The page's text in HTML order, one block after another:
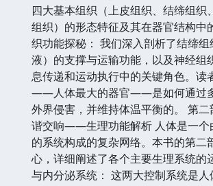
四大基本组织（上皮组织、结缔组织
组织）的形态特征及其在器官结构中
织功能探秘： 我们深入剖析了结缔组
液）的支撑与运输功能，以及神经组
息传递和运动执行中的关键角色。读
——人体最大的器官——是如何通过
外界侵害，并维持体温平衡的。 第
谐交响——生理功能解析 人体是一个
的系统构成的复杂网络。本书的第二
心，详细阐述了各个主要生理系统的
与内分泌系统： 这两大控制系统是人